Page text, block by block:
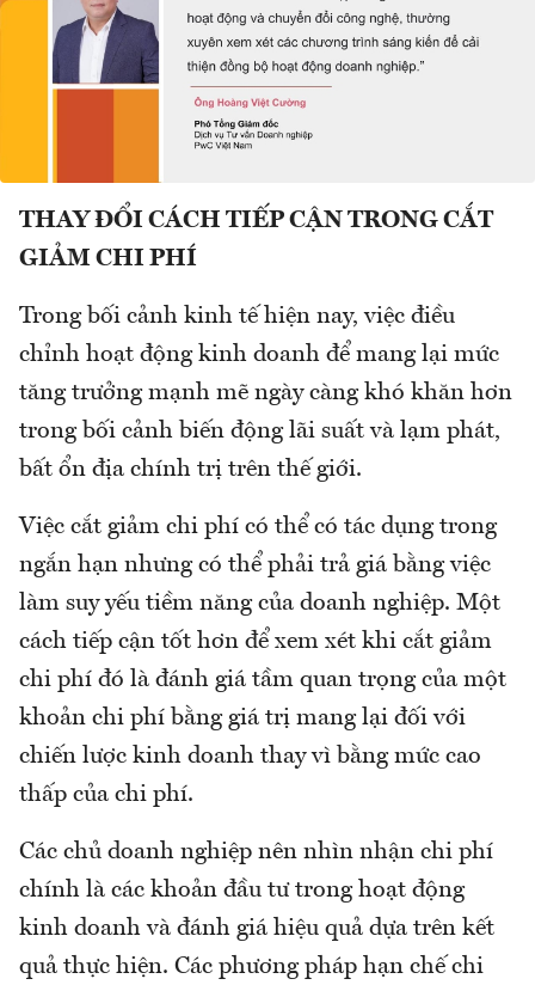
THAY ĐỔI CÁCH TIẾP CẬN TRONG CẮT
GIẢM CHI PHÍ
Trong bối cảnh kinh tế hiện nay, việc điều
chỉnh hoạt động kinh doanh để mang lại mức
tăng trưởng mạnh mẽ ngày càng khó khăn hơn
trong bối cảnh biến động lãi suất và lạm phát,
bất ổn địa chính trị trên thế giới.
Việc cắt giảm chi phí có thể có tác dụng trong
ngắn hạn nhưng có thể phải trả giá bằng việc
làm suy yếu tiềm năng của doanh nghiệp. Một
cách tiếp cận tốt hơn để xem xét khi cắt giảm
chi phí đó là đánh giá tầm quan trọng của một
khoản chi phí bằng giá trị mang lại đối với
chiến lược kinh doanh thay vì bằng mức cao
thấp của chi phí.
Các chủ doanh nghiệp nên nhìn nhận chi phí
chính là các khoản đầu tư trong hoạt động
kinh doanh và đánh giá hiệu quả dựa trên kết
quả thực hiện. Các phương pháp hạn chế chi